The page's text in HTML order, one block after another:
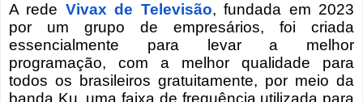
A rede Vivax de Televisão, fundada em 2023
por um grupo de empresários, foi criada
essencialmente para levar a melhor
programação, com a melhor qualidade para
todos os brasileiros gratuitamente, por meio da